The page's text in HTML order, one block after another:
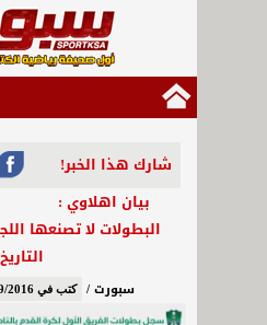
شارك هذا الخبر!
بيان اهلاوي :
البطولات لا تصنعها
التاريخ
سبورت / كتب في 05/09/2016 - 12:44 ص